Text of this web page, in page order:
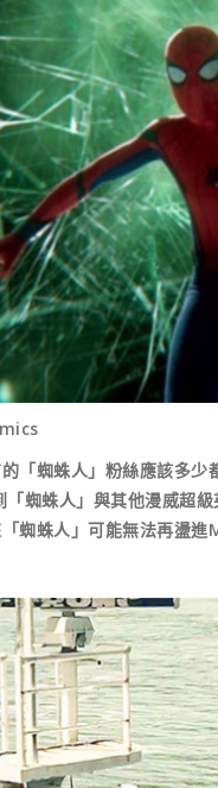
蜘蛛人」粉絲應該多少
蜘蛛人」與其他漫威超
蜘蛛人」可能無法再盪